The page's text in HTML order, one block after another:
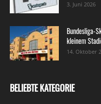
3. Juni 2026
Bundesliga-
kleinem
14. Oktober
BELIEBTE KATEGORIE